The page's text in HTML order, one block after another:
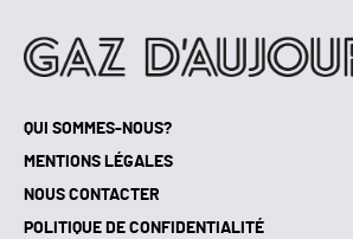
QUI SOMMES-NOUS?
MENTIONS LÉGALES
NOUS CONTACTER
POLITIQUE DE CONFIDENTIALITÉ